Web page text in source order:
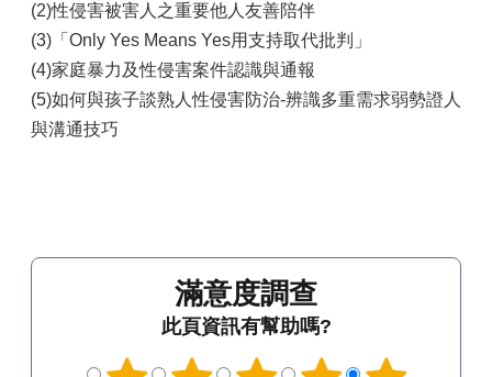
(2)性侵害被害人之重要他人友善陪伴
(3)「Only Yes Means Yes用支持取代批判」
(4)家庭暴力及性侵害案件認識與通報
(5)如何與孩子談熟人性侵害防治-辨識多重需求弱勢證人
與溝通技巧
滿意度調查
此頁資訊有幫助嗎?